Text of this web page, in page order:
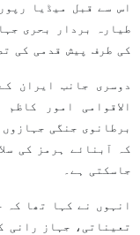
اس سے قبل میڈیا
طیارہ بردار بحری
کی طرف پیش قدمی کی
دوسری جانب ایران
الاقوامی امور
برطانوی جنگی
کہ آبنائے ہرمز کی
جاسکتی ہے۔
انہوں نے کہا تھا کہ
تعیناتی، جہاز رانی